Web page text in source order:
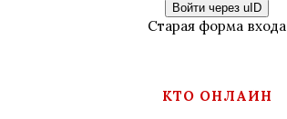
Войти через uID
Старая форма входа
КТО ОНЛАЙН